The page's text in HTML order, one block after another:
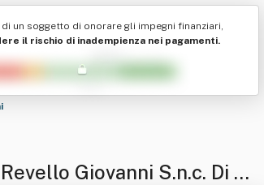
un soggetto di onorare gli impegni finanziari,
il rischio di inadempienza nei pagamenti.
Giovanni S.n.c. Di Re